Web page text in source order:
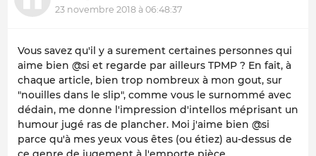
23 novembre 2018 à 06:48:37
Vous savez qu'il y a surement certaines personnes qui
aime bien @si et regarde par ailleurs TPMP ? En fait, à
chaque article, bien trop nombreux à mon gout, sur
"nouilles dans le slip", comme vous le surnommé avec
dédain, me donne l'impression d'intellos méprisant un
humour jugé ras de plancher. Moi j'aime bien @si
parce qu'à mes yeux vous êtes (ou étiez) au-dessus de